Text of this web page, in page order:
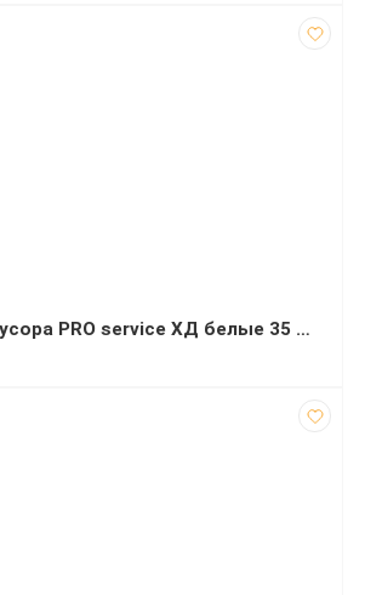
Пакеты для мусора PRO service ХД белые 35 л 50х55 см 100 штук